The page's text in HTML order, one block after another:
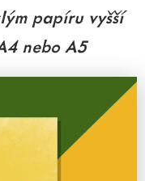
papíru vyšší
nebo A5